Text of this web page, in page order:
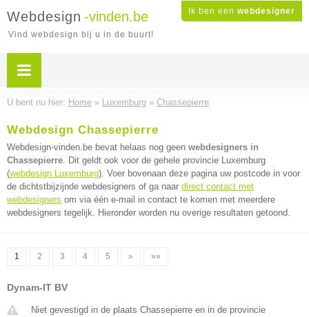
Ik ben een webdesigner
Webdesign -vinden.be
Vind webdesign bij u in de buurt!
U bent nu hier: Home » Luxemburg » Chassepierre
Webdesign Chassepierre
Webdesign-vinden.be bevat helaas nog geen webdesigners in
Chassepierre. Dit geldt ook voor de gehele provincie Luxemburg
(webdesign Luxemburg). Voer bovenaan deze pagina uw postcode in voor
de dichtstbijzijnde webdesigners of ga naar direct contact met
webdesigners om via één e-mail in contact te komen met meerdere
webdesigners tegelijk. Hieronder worden nu overige resultaten getoond.
1 2 3 4 5 » »»
Dynam-IT BV
Niet gevestigd in de plaats Chassepierre en in de provincie